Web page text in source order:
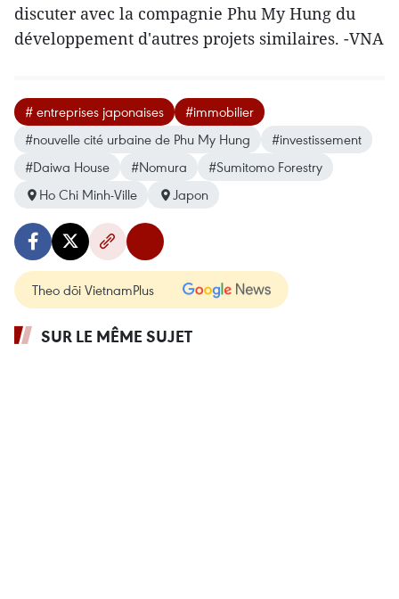
discuter avec la compagnie Phu My Hung ​du
développement d'autres projets similaires. -VNA
# entreprises japonaises
#immobilier
#nouvelle cité urbaine de Phu My Hung
#investissement
#Daiwa House
#Nomura
#Sumitomo Forestry
Ho Chi Minh-Ville
Japon
Theo dõi VietnamPlus
SUR LE MÊME SUJET